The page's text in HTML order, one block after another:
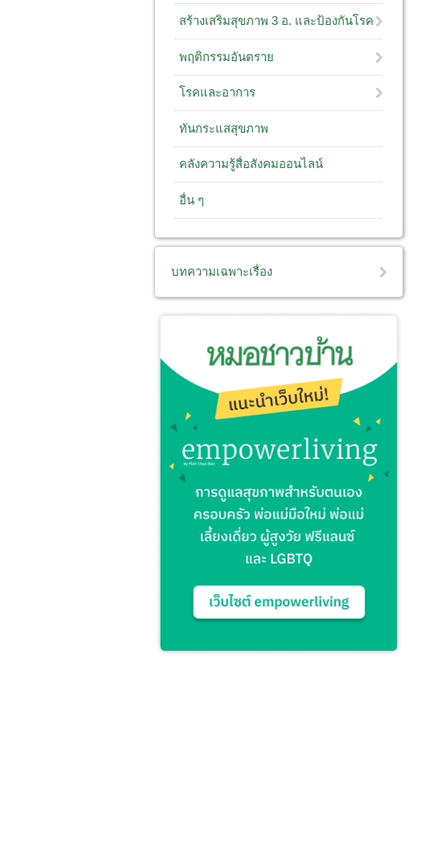
สร้างเสริมสุขภาพ 3 อ. ​และป้องกันโรค
พฤติกรรมอันตราย
โรคและอาการ
ทันกระแสสุขภาพ
คลังความรู้สื่อสังคมออนไลน์
อื่น ๆ
บทความเฉพาะเรื่อง